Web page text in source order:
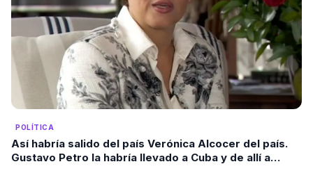
POLÍTICA
Así habría salido del país Verónica Alcocer del país.
Gustavo Petro la habría llevado a Cuba y de allí a